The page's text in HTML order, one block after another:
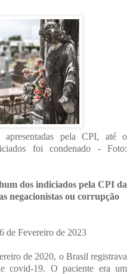
apresentadas pela CPI, até o
foi condenado - Foto:
dos indiciados pela CPI da
negacionistas ou corrupção
de Fevereiro de 2023
de 2020, o Brasil registrava
covid-19. O paciente era um